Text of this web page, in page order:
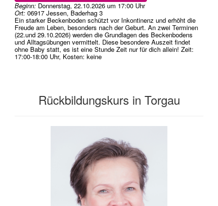
Beginn: Donnerstag, 22.10.2026 um 17:00 Uhr
Ort: 06917 Jessen, Baderhag 3
Ein starker Beckenboden schützt vor Inkontinenz und erhöht die
Freude am Leben, besonders nach der Geburt. An zwei Terminen
(22.und 29.10.2026) werden die Grundlagen des Beckenbodens
und Alltagsübungen vermittelt. Diese besondere Auszeit findet
ohne Baby statt, es ist eine Stunde Zeit nur für dich allein! Zeit:
17:00-18:00 Uhr, Kosten: keine
Rückbildungskurs in Torgau